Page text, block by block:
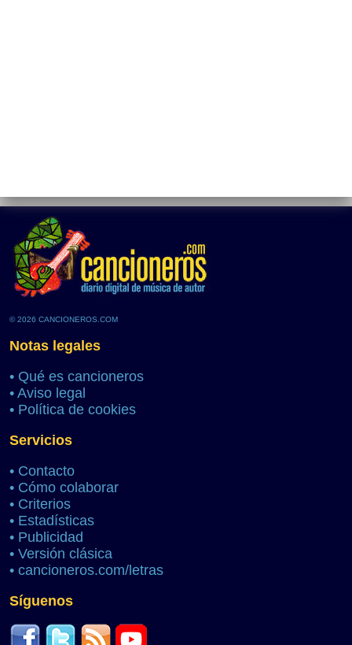
© 2026 CANCIONEROS.COM
Notas legales
• Qué es cancioneros
• Aviso legal
• Política de cookies
Servicios
• Contacto
• Cómo colaborar
• Criterios
• Estadísticas
• Publicidad
• Versión clásica
• cancioneros.com/letras
Síguenos